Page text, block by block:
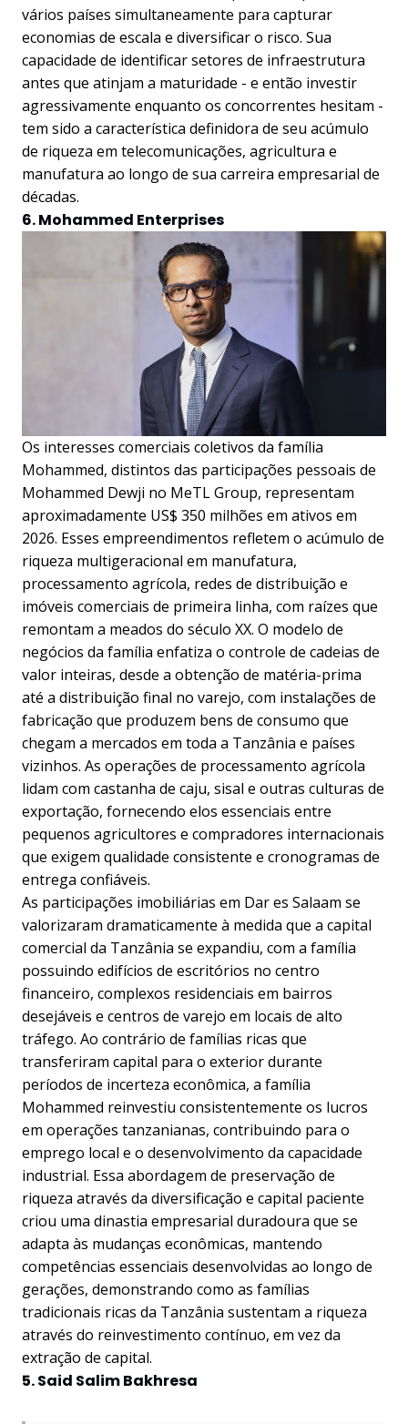
vários países simultaneamente para capturar
economias de escala e diversificar o risco. Sua
capacidade de identificar setores de infraestrutura
antes que atinjam a maturidade - e então investir
agressivamente enquanto os concorrentes hesitam -
tem sido a característica definidora de seu acúmulo
de riqueza em telecomunicações, agricultura e
manufatura ao longo de sua carreira empresarial de
décadas.
6. Mohammed Enterprises
Os interesses comerciais coletivos da família
Mohammed, distintos das participações pessoais de
Mohammed Dewji no MeTL Group, representam
aproximadamente US$ 350 milhões em ativos em
2026. Esses empreendimentos refletem o acúmulo de
riqueza multigeracional em manufatura,
processamento agrícola, redes de distribuição e
imóveis comerciais de primeira linha, com raízes que
remontam a meados do século XX. O modelo de
negócios da família enfatiza o controle de cadeias de
valor inteiras, desde a obtenção de matéria-prima
até a distribuição final no varejo, com instalações de
fabricação que produzem bens de consumo que
chegam a mercados em toda a Tanzânia e países
vizinhos. As operações de processamento agrícola
lidam com castanha de caju, sisal e outras culturas de
exportação, fornecendo elos essenciais entre
pequenos agricultores e compradores internacionais
que exigem qualidade consistente e cronogramas de
entrega confiáveis.
As participações imobiliárias em Dar es Salaam se
valorizaram dramaticamente à medida que a capital
comercial da Tanzânia se expandiu, com a família
possuindo edifícios de escritórios no centro
financeiro, complexos residenciais em bairros
desejáveis e centros de varejo em locais de alto
tráfego. Ao contrário de famílias ricas que
transferiram capital para o exterior durante
períodos de incerteza econômica, a família
Mohammed reinvestiu consistentemente os lucros
em operações tanzanianas, contribuindo para o
emprego local e o desenvolvimento da capacidade
industrial. Essa abordagem de preservação de
riqueza através da diversificação e capital paciente
criou uma dinastia empresarial duradoura que se
adapta às mudanças econômicas, mantendo
competências essenciais desenvolvidas ao longo de
gerações, demonstrando como as famílias
tradicionais ricas da Tanzânia sustentam a riqueza
através do reinvestimento contínuo, em vez da
extração de capital.
5. Said Salim Bakhresa